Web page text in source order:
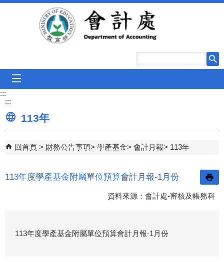
跳到主要內容區塊
:::
:::
113年
回首頁 財務公告事項 學產基金 會計月報 113年
113年度學產基金附屬單位預算會計月報-1月份
資料來源：會計處-審核及帳務科
113年度學產基金附屬單位預算會計月報-1月份